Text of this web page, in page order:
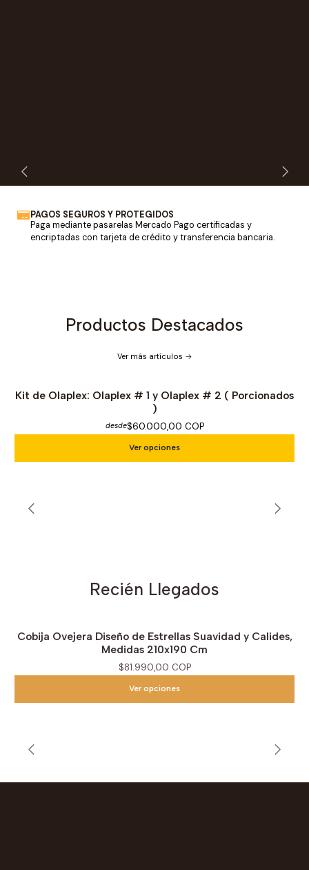
PAGOS SEGUROS Y PROTEGIDOS
Paga mediante pasarelas Mercado Pago certificadas y
encriptadas con tarjeta de crédito y transferencia bancaria.
Productos Destacados
Ver más artículos
Kit de Olaplex: Olaplex # 1 y Olaplex # 2 ( Porcionados
)
desde$60.000,00 COP
Ver opciones
Recién Llegados
Cobija Ovejera Diseño de Estrellas Suavidad y Calides,
Medidas 210x190 Cm
$81.990,00 COP
Ver opciones